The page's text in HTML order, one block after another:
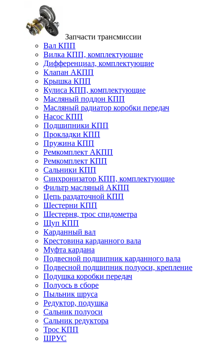
Запчасти трансмиссии
Вал КПП
Вилка КПП, комплектующие
Дифференциал, комплектующие
Клапан АКПП
Крышка КПП
Кулиса КПП, комплектующие
Масляный поддон КПП
Масляный радиатор коробки передач
Насос КПП
Подшипники КПП
Прокладки КПП
Пружина КПП
Ремкомплект АКПП
Ремкомплект КПП
Сальники КПП
Синхронизатор КПП, комплектующие
Фильтр масляный АКПП
Цепь раздаточной КПП
Шестерни КПП
Шестерня, трос спидометра
Щуп КПП
Карданный вал
Крестовина карданного вала
Муфта кардана
Подвесной подшипник карданного вала
Подвесной подшипник полуоси, крепление
Подушка коробки передач
Полуось в сборе
Пыльник шруса
Редуктор, подушка
Сальник полуоси
Сальник редуктора
Трос КПП
ШРУС